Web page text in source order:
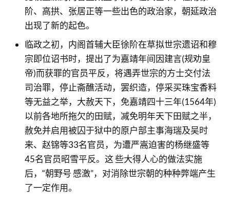
阶、高拱、张居正等一些出色的政治家，朝延政治
出现了新的起色。
临政之初，内阁首辅大臣徐阶在草拟世宗遗诏和穆
宗即位诏书时，提出了为嘉靖年间因建言(规劝皇
帝)而获罪的官员平反，将遇弄世宗的方士交付法
司治罪，停止斋醮活动，罢织造，停采买珠宝香料
等无益之举，大赦天下，免嘉靖四十三年(1564年)
以前各地所拖欠的田赋，减免明年天下田赋之半，
赦免并启用被囚于狱中的原户部主事海瑞及吴时
来、赵锦等33名官员，为遭严嵩迫害的杨继盛等
45名官员昭雪平反。这 些大得人心的做法实施
后，“朝野号 感激”，对消除世宗朝的种种弊端产生
了一定作用。